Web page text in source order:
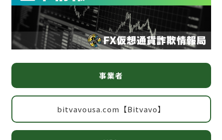
事業者
bitvavousa.com【Bitvavo】